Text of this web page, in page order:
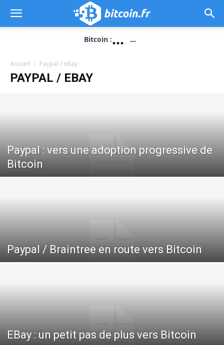
Bitcoin :... ...
Accueil Paypal / eBay
PAYPAL / EBAY
Paypal : vers une adoption progressive de
Bitcoin
Paypal / Braintree en route vers Bitcoin
EBay : un petit pas de plus vers Bitcoin